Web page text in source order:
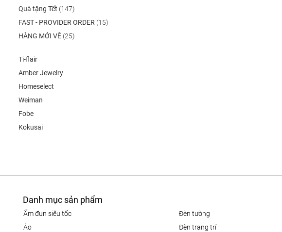
Quà tặng Tết (147)
FAST - PROVIDER ORDER (15)
HÀNG MỚI VÊ (25)
Ti-flair
Amber Jewelry
Homeselect
Weiman
Fobe
Kokusai
Danh mục sản phẩm
ấm đun siêu tốc
áo
đèn tường
đèn trang trí